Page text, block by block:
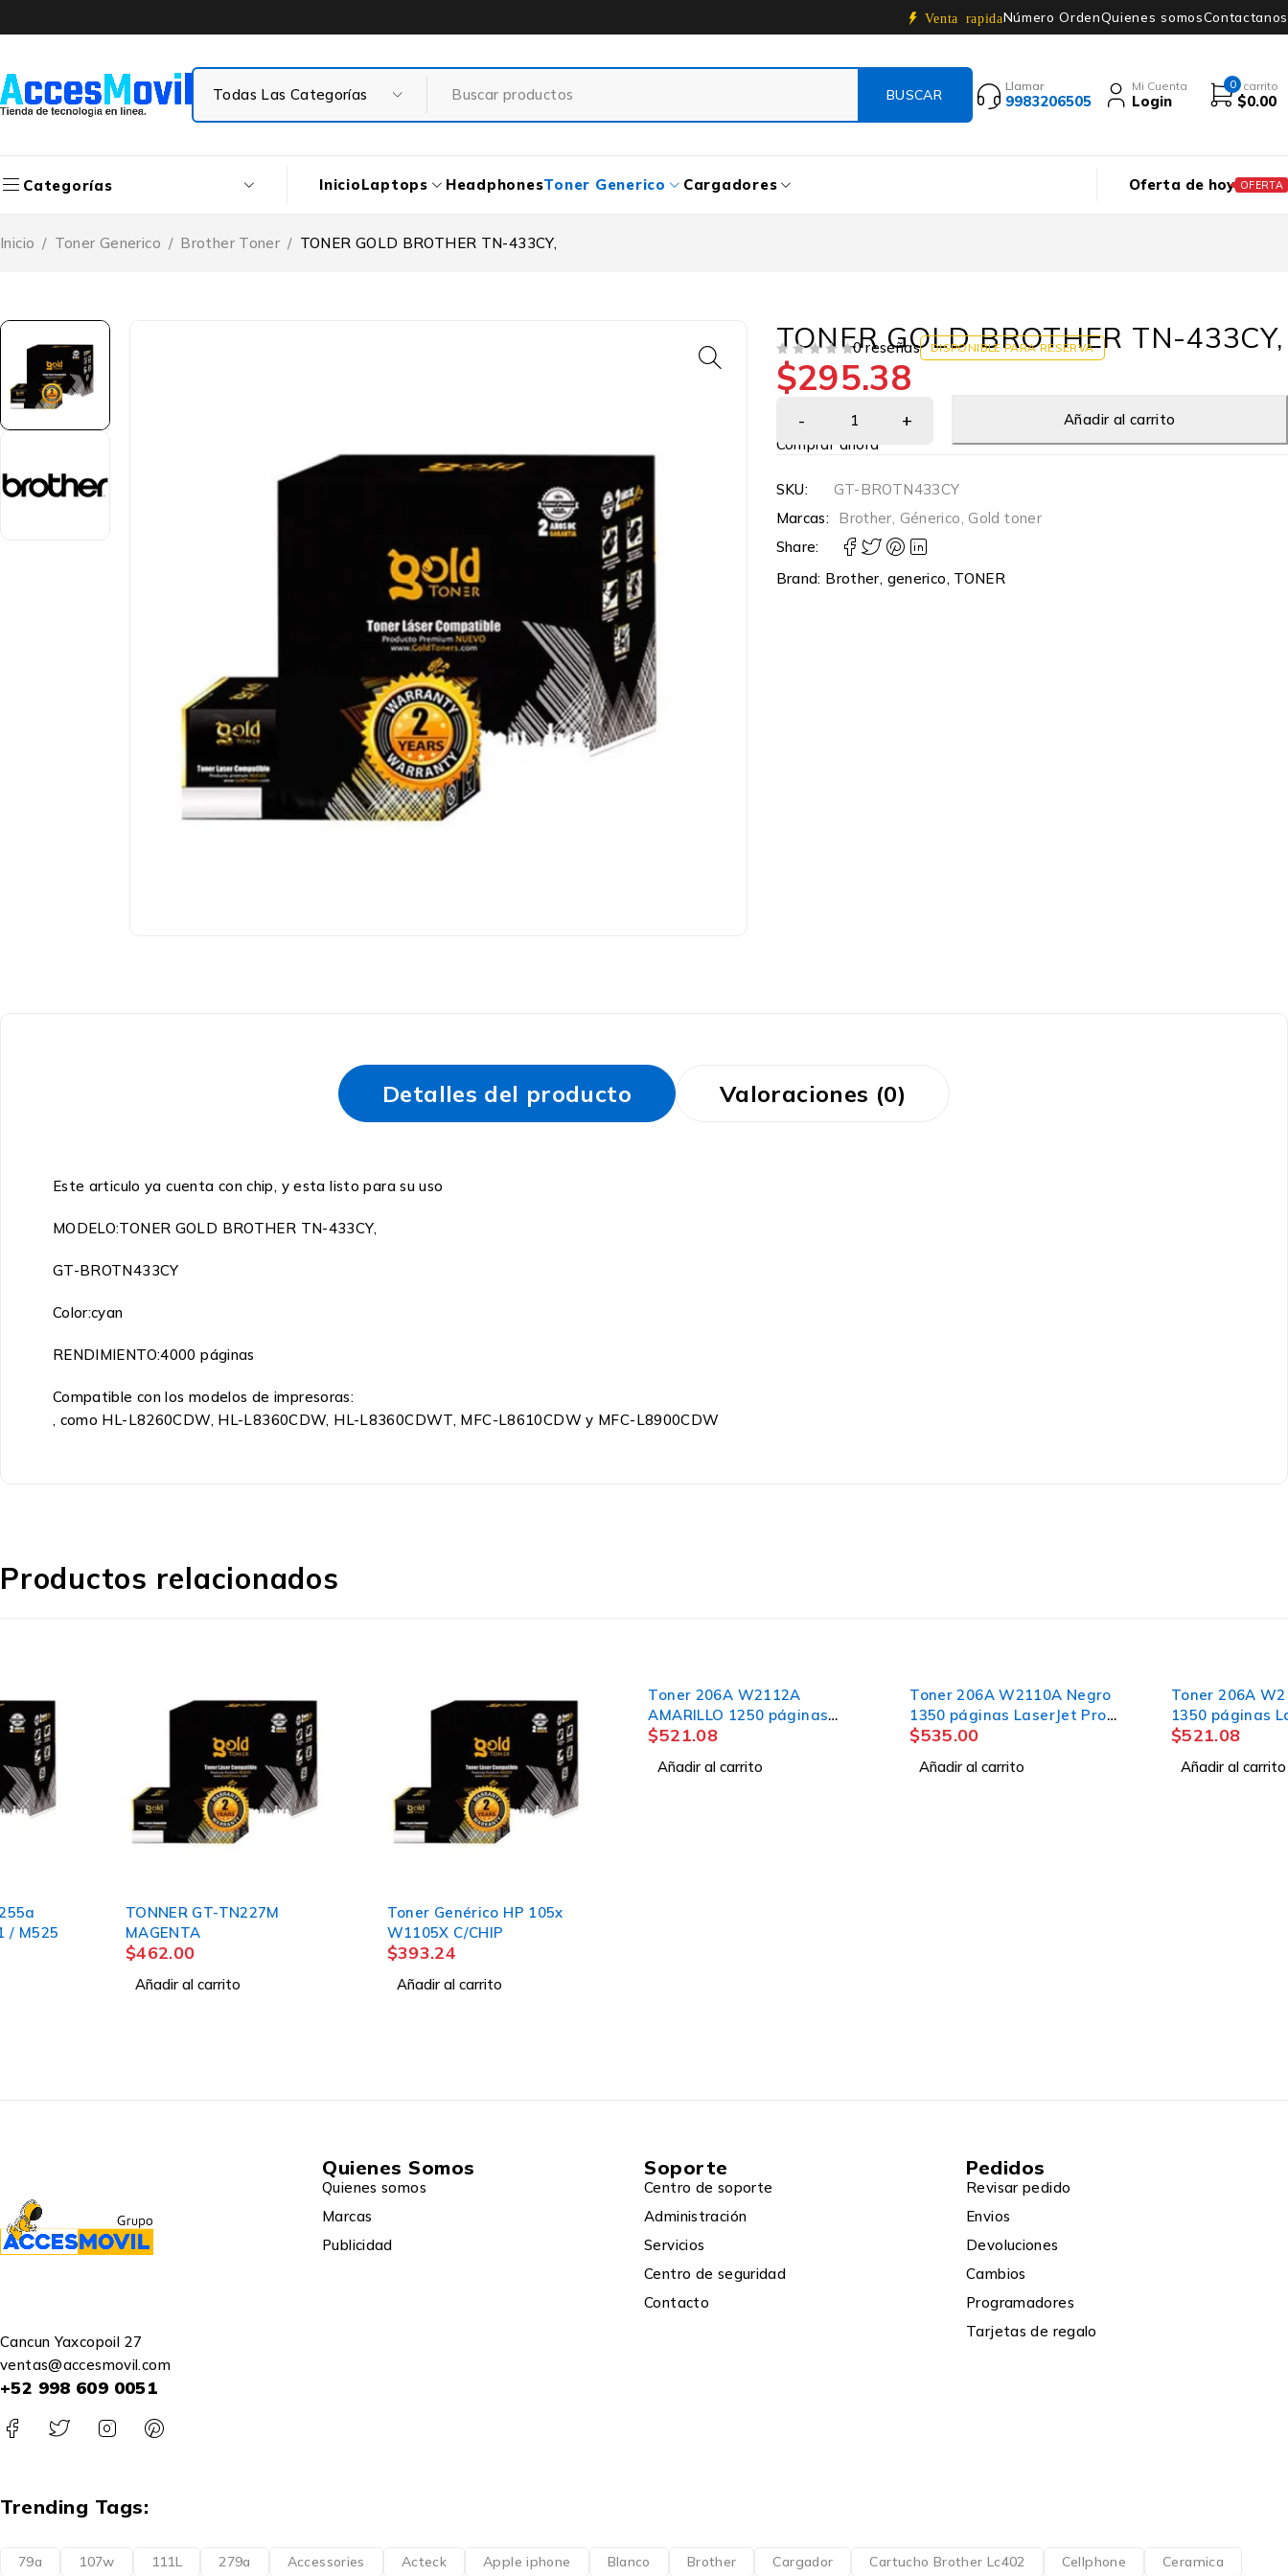
Venta rapidaNúmero OrdenQuienes somosContactanos
Llamar
9983206505
Mi Cuenta
Login
0 i carrito
$0.00
Categorías InicioLaptops HeadphonesToner Generico Cargadores Oferta de hoy OFERTA
Inicio / Toner Generico / Brother Toner / TONER GOLD BROTHER TN-433CY,
TONER GOLD BROTHER TN-433CY,
0 reseñas DISPONIBLE PARA RESERVA
$295.38
Añadir al carrito
Comprar ahora
SKU:
GT-BROTN433CY
Marcas: Brother, Génerico, Gold toner
Share:
Brand: Brother, generico, TONER
Detalles del producto Valoraciones (0)
Este articulo ya cuenta con chip, y esta listo para su uso
MODELO:TONER GOLD BROTHER TN-433CY,
GT-BROTN433CY
Color:cyan
RENDIMIENTO:4000 páginas
Compatible con los modelos de impresoras:
, como HL-L8260CDW, HL-L8360CDW, HL-L8360CDWT, MFC-L8610CDW y MFC-L8900CDW
Productos relacionados
TONNER GT-TN227M
MAGENTA
Toner Genérico HP 105x
W1105X C/CHIP
Toner 206A W2112A
AMARILLO 1250 páginas
LaserJet Pro CON CHIP
$521.08
Añadir al carrito
Toner 206A W2110A Negro
1350 páginas LaserJet Pro
Toner 206A W2111A CYAN
1350 páginas LaserJet Pro
Cancun Yaxcopoil 27
ventas@accesmovil.com
+52 998 609 0051
Quienes Somos
Quienes somos
Marcas
Publicidad
Soporte
Centro de soporte
Administración
Servicios
Centro de seguridad
Contacto
Pedidos
Revisar pedido
Envios
Devoluciones
Cambios
Programadores
Tarjetas de regalo
Trending Tags:
79a 107w 111L 279a Accessories Acteck Apple iphone Blanco Brother Cargador Cartucho Brother Lc402 Cellphone Ceramica